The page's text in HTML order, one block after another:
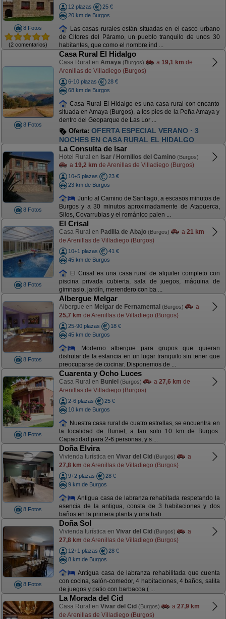
8 Fotos
(2 comentarios)
12 plazas
25 €
20 km de Burgos
Las casas rurales están situadas en el casco urbano
de Citores del Páramo, un pueblo tranquilo de unos 30
habitantes, que como el nombre ind ...
8 Fotos
Casa Rural El Hidalgo
Casa Rural en Amaya (Burgos) a 19,1 km de
Arenillas de Villadiego (Burgos)
6-10 plazas
28 €
68 km de Burgos
Casa Rural El Hidalgo es una casa rural con encanto
situada en Amaya (Burgos), a los pies de la Peña Amaya y
dentro del Geoparque de Las Lor ...
Oferta: OFERTA ESPECIAL VERANO · 3
NOCHES EN CASA RURAL EL HIDALGO
8 Fotos
La Consulta de Isar
Hotel Rural en Isar / Hornillos del Camino (Burgos)
a 19,2 km de Arenillas de Villadiego (Burgos)
10+5 plazas
23 €
23 km de Burgos
Junto al Camino de Santiago, a escasos minutos de
Burgos y a 30 minutos aproximadamente de Atapuerca,
Silos, Covarrubias y el románico palen ...
8 Fotos
El Crisal
Casa Rural en Padilla de Abajo (Burgos) a 21 km
de Arenillas de Villadiego (Burgos)
10+1 plazas
41 €
45 km de Burgos
El Crisal es una casa rural de alquiler completo con
piscina privada cubierta, sala de juegos, máquina de
gimnasio, jardín, merendero con ba ...
8 Fotos
Albergue Melgar
Albergue en Melgar de Fernamental (Burgos)
a
25,7 km de Arenillas de Villadiego (Burgos)
25-90 plazas
18 €
45 km de Burgos
Moderno albergue para grupos que quieran
disfrutar de la estancia en un lugar tranquilo sin tener que
preocuparse de cocinar. Disponemos de ...
8 Fotos
Cuarenta y Ocho Luces
Casa Rural en Buniel (Burgos) a 27,6 km de
Arenillas de Villadiego (Burgos)
2-6 plazas
25 €
10 km de Burgos
Nuestra casa rural de cuatro estrellas, se encuentra en
la localidad de Buniel, a tan solo 10 km de Burgos.
Capacidad para 2-6 personas, y s ...
8 Fotos
Doña Elvira
Vivienda turística en Vivar del Cid (Burgos)
a
27,8 km de Arenillas de Villadiego (Burgos)
9+2 plazas
28 €
9 km de Burgos
Antigua casa de labranza rehabitada respetando la
esencia de la antigua, consta de 3 habitaciones y dos
baños en la primera planta y una hab ...
8 Fotos
Doña Sol
Vivienda turística en Vivar del Cid (Burgos)
a
27,8 km de Arenillas de Villadiego (Burgos)
12+1 plazas
28 €
8 km de Burgos
Antigua casa de labranza rehabilitada que cuenta
con cocina, salón-comedor, 4 habitaciones, 4 baños, salita
de juegos y patio con barbacoa ( ...
La Morada del Cid
Casa Rural en Vivar del Cid (Burgos) a 27,9 km
de Arenillas de Villadiego (Burgos)